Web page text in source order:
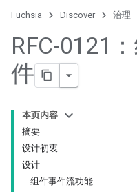
Fuchsia Discover 治理
RFC-0121
件
本页内容
摘要
设计初衷
设计
组件事件流功能